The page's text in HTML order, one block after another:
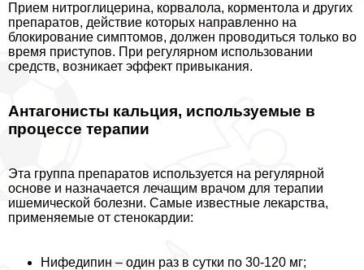
Прием нитроглицерина, корвалола, корментола и других
препаратов, действие которых направленно на
блокирование симптомов, должен проводиться только во
время приступов. При регулярном использовании
средств, возникает эффект привыкания.
Антагонисты кальция, используемые в
процессе терапии
Эта группа препаратов используется на регулярной
основе и назначается лечащим врачом для терапии
ишемической болезни. Самые известные лекарства,
применяемые от стенокардии:
Нифедипин – один раз в сутки по 30-120 мг;